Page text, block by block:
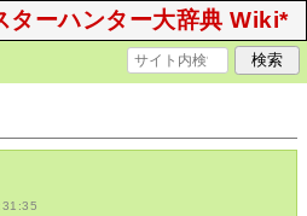
ターハンター大辞典 Wiki*